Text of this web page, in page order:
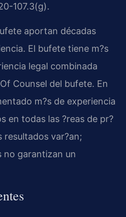
107.3(g).
aportan décadas
El bufete tiene m?s
legal combinada
Counsel del bufete. En
m?s de experiencia
en todas las ?reas de pr?
resultados var?an;
no garantizan un